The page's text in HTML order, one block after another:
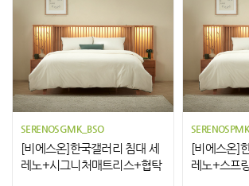
SERENOSGMK_BSO
[비에스온]한국갤러리 침대 세
레노+시그니처매트리스+협탁
[비에스온]
레노+스프